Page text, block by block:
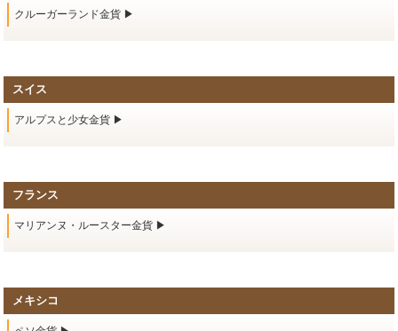
クルーガーランド金貨 ▶
スイス
アルプスと少女金貨 ▶
フランス
マリアンヌ・ルースター金貨 ▶
メキシコ